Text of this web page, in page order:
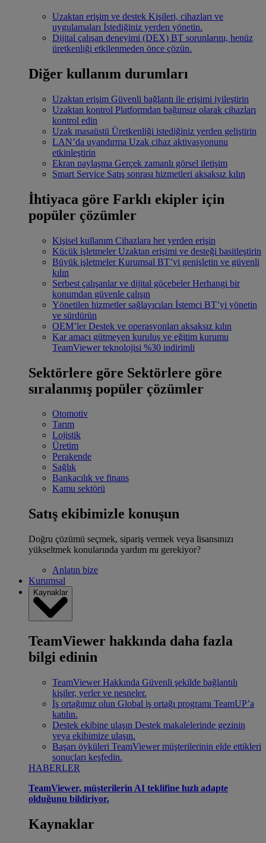
Uzaktan erişim ve destek Kişileri, cihazları ve
uygulamaları İstediğiniz yerden yönetin.
Dijital çalışan deneyimi (DEX) BT sorunlarını, henüz
üretkenliği etkilenmeden önce çözün.
Diğer kullanım durumları
Uzaktan erişim Güvenli bağlantı ile erişimi iyileştirin
Uzaktan kontrol Platformdan bağımsız olarak cihazları
kontrol edin
Uzak masaüstü Üretkenliği istediğiniz yerden geliştirin
LAN’da uyandırma Uzak cihaz aktivasyonunu
etkinleştirin
Ekran paylaşma Gerçek zamanlı görsel iletişim
Smart Service Satış sonrası hizmetleri aksaksız kılın
İhtiyaca göre Farklı ekipler için
popüler çözümler
Kişisel kullanım Cihazlara her yerden erişin
Küçük işletmeler Uzaktan erişimi ve desteği basitleştirin
Büyük işletmeler Kurumsal BT’yi genişletin ve güvenli
kılın
Serbest çalışanlar ve dijital göçebeler Herhangi bir
konumdan güvenle çalışın
Yönetilen hizmetler sağlayıcıları İstemci BT’yi yönetin
ve sürdürün
OEM’ler Destek ve operasyonları aksaksız kılın
Kar amacı gütmeyen kuruluş ve eğitim kurumu
TeamViewer teknolojisi %30 indirimli
Sektörlere göre Sektörlere göre
sıralanmış popüler çözümler
Otomotiv
Tarım
Lojistik
Üretim
Perakende
Sağlık
Bankacılık ve finans
Kamu sektörü
Satış ekibimizle konuşun
Doğru çözümü seçmek, sipariş vermek veya lisansınızı
yükseltmek konularında yardım mı gerekiyor?
Anlatın bize
Kurumsal
Kaynaklar
TeamViewer hakkında daha fazla
bilgi edinin
TeamViewer Hakkında Güvenli şekilde bağlantılı
kişiler, yerler ve nesneler.
İş ortağımız olun Global iş ortağı programı TeamUP’a
katılın.
Destek ekibine ulaşın Destek makalelerinde gezinin
veya ekibimize ulaşın.
Başarı öyküleri TeamViewer müşterilerinin elde ettikleri
sonuçları keşfedin.
HABERLER
TeamViewer, müşterilerin AI teklifine hızlı adapte
olduğunu bildiriyor.
Kaynaklar